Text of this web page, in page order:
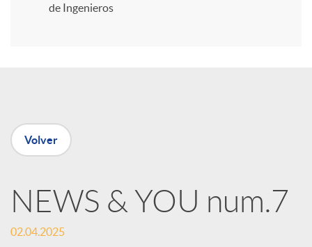
t
i
r
de Ingenieros
Volver
NEWS & YOU num.7
02.04.2025